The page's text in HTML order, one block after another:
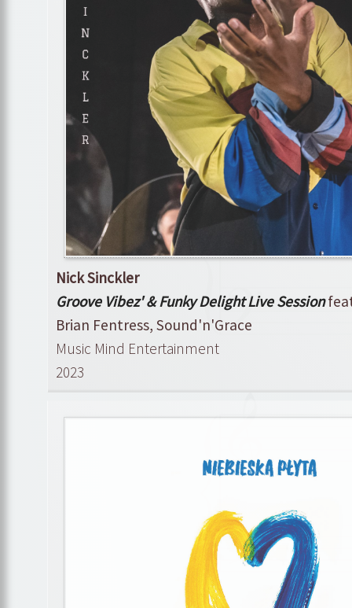
Nick Sinckler
Groove Vibez' & Funky Delight Live Session
Brian Fentress, Sound'n'Grace
Music Mind Entertainment
2023